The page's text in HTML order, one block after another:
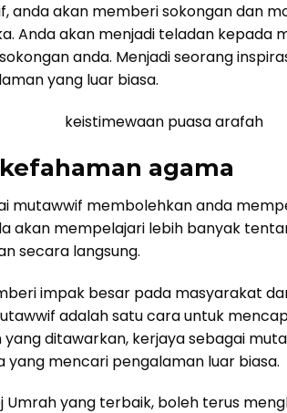
anda akan memberi sokongan dan
Anda akan menjadi teladan kepada
anda. Menjadi seorang
yang luar biasa.
keistimewaan puasa arafah
agama
mutawwif membolehkan anda
akan mempelajari lebih banyak
secara langsung.
impak besar pada masyarakat
adalah satu cara untuk
ditawarkan, kerjaya sebagai
mencari pengalaman luar biasa.
yang terbaik, boleh terus